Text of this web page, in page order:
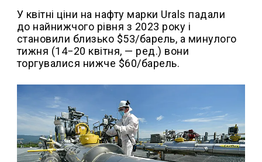
У квітні ціни на нафту марки Urals падали
до найнижчого рівня з 2023 року і
становили близько $53/барель, а минулого
тижня (14−20 квітня, — ред.) вони
торгувалися нижче $60/барель.